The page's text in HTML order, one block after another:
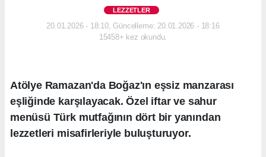
LEZZETLER
20.01.2026 - 18:10, Güncelleme: 20.01.2026 - 18:16
15458+ kez okundu.
Atölye Ramazan'da Boğaz'ın eşsiz manzarası
eşliğinde karşılayacak. Özel iftar ve sahur
menüsü Türk mutfağının dört bir yanından
lezzetleri misafirleriyle buluşturuyor.